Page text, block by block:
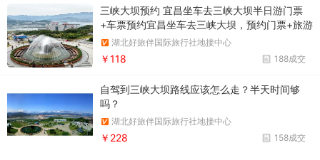
三峡大坝预约 宜昌坐车去三峡大坝半日游门票
+车票预约宜昌坐车去三峡大坝，预约门票+旅游
大巴车票，三峡大坝坐车半日游预约通道
湖北好旅伴国际旅行社地接中心
188成交
￥118
自驾到三峡大坝路线应该怎么走？半天时间够
吗？
湖北好旅伴国际旅行社地接中心
158成交
￥228